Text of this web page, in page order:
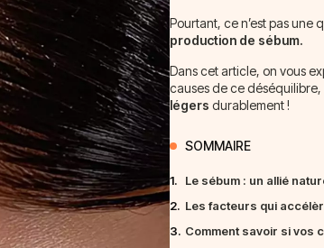
Pourtant, ce n’est pas une
production de sébum.
Dans cet article, on vous
causes de ce déséquilibre,
légers durablement !
SOMMAIRE
1.
Le sébum : un allié
2. Les facteurs qui
3. Comment savoir si vos